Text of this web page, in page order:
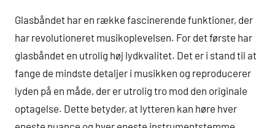
Glasbåndet har en række fascinerende funktioner, der
har revolutioneret musikoplevelsen. For det første har
glasbåndet en utrolig høj lydkvalitet. Det er i stand til at
fange de mindste detaljer i musikken og reproducerer
lyden på en måde, der er utrolig tro mod den originale
optagelse. Dette betyder, at lytteren kan høre hver